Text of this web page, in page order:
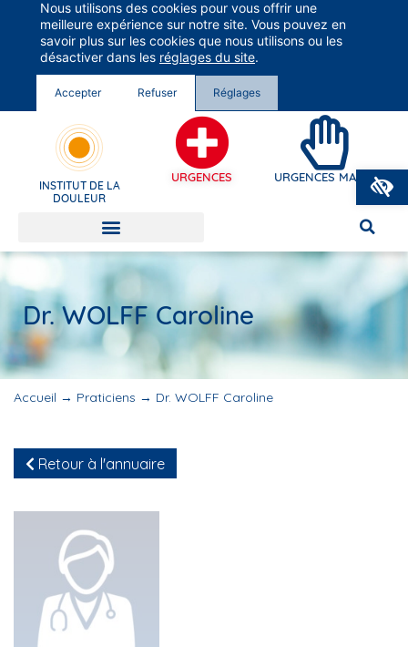
Groupe Vivalto Santé
Entre nous, la vie
INSTITUT DE LA
DOULEUR
URGENCES URGENCES MAINS
Dr. WOLFF Caroline
Accueil → Praticiens → Dr. WOLFF Caroline
Retour à l'annuaire
Nous utilisons des cookies pour vous offrir une
meilleure expérience sur notre site. Vous pouvez en
savoir plus sur les cookies que nous utilisons ou les
désactiver dans les réglages du site.
Accepter Refuser Réglages